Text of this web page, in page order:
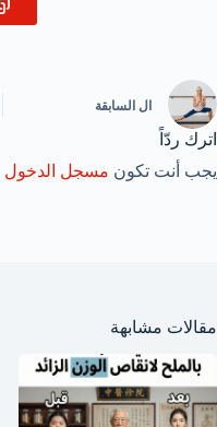
ال السابقة
اترك ردّاً
يجب أنت تكون مسجل الدخول
مقالات مشابهة